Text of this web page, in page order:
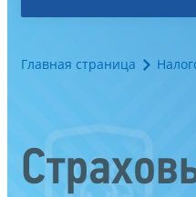
Главная страница